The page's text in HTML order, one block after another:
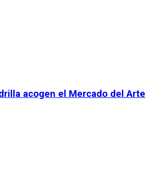
acogen el Mercado del Arte